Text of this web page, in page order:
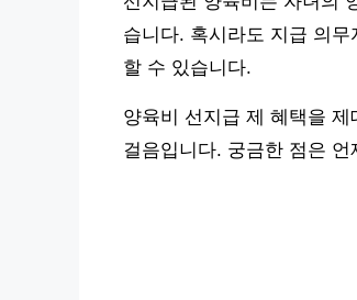
습니다. 혹시라도 지급 의
할 수 있습니다.
양육비 선지급 제 혜택을
걸음입니다. 궁금한 점은